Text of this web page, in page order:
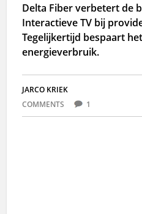
Delta Fiber verbetert de
Interactieve TV bij
Tegelijkertijd bespaart
energieverbruik.
JARCO KRIEK
COMMENTS
1